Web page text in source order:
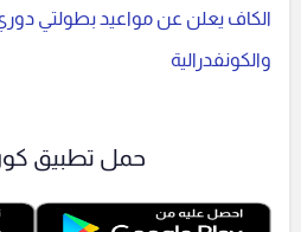
الكاف يعلن عن مواعيد بطولتي دوري
والكونفدرالية
حمل تطبيق